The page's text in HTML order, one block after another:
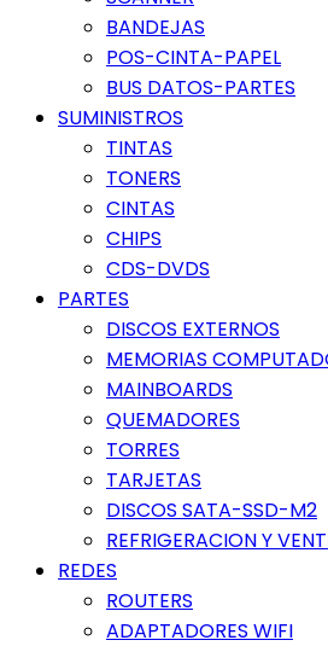
BANDEJAS
POS-CINTA-PAPEL
BUS DATOS-PARTES
SUMINISTROS
TINTAS
TONERS
CINTAS
CHIPS
CDS-DVDS
PARTES
DISCOS EXTERNOS
MEMORIAS
MAINBOARDS
QUEMADORES
TORRES
TARJETAS
DISCOS SATA-SSD-M2
REFRIGERACION Y
REDES
ROUTERS
ADAPTADORES WIFI